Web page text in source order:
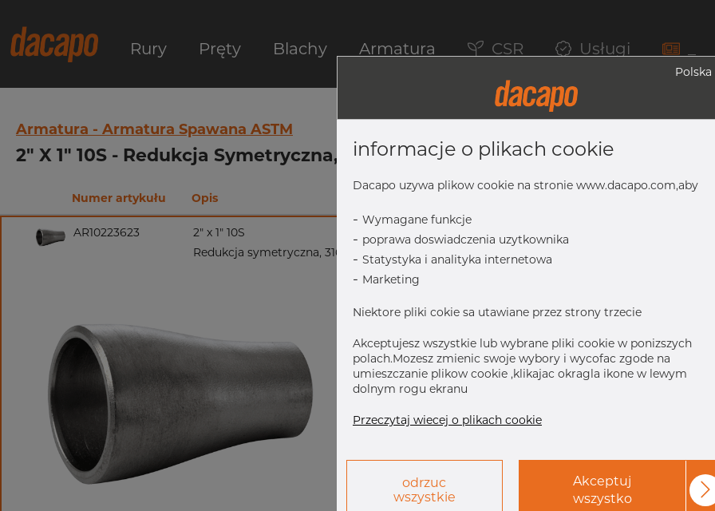
Rury Pręty Blachy Armatura CSR Usługi
Armatura - Armatura Spawana ASTM
2" X 1" 10S - Redukcja Symetryczna, 316/316L, ASTM A-403 WP-W, 1",
Numer artykułu Opis
AR10223623
2" x 1" 10S
Redukcja symetryczna, 316/316L, ASTM A-403 WP-W, 1", spawany
Polska
informacje o plikach cookie
Dacapo uzywa plikow cookie na stronie www.dacapo.com,aby
- Wymagane funkcje
- poprawa doswiadczenia uzytkownika
- Statystyka i analityka internetowa
- Marketing
Niektore pliki cokie sa utawiane przez strony trzecie
Akceptujesz wszystkie lub wybrane pliki cookie w ponizszych
polach.Mozesz zmienic swoje wybory i wycofac zgode na
umieszczanie plikow cookie ,klikajac okragla ikone w lewym
dolnym rogu ekranu
Przeczytaj wiecej o plikach cookie
odrzuc
wszystkie
Akceptuj
wszystko